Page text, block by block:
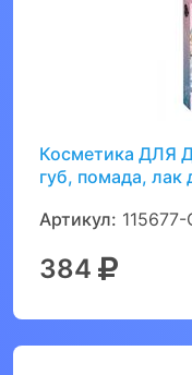
Косметика ДЛЯ
губ, помада, лак
Артикул: 115677-
384